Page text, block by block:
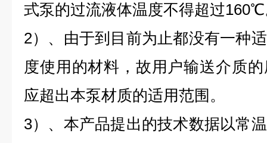
式泵的过流液体温度不得超过
2）、由于到目前为止都没有一种
度使用的材料，故用户输送介质
应超出本泵材质的适用范围。
3）、本产品提出的技术数据以常